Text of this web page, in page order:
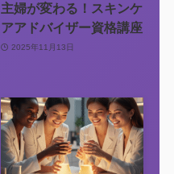
主婦が変わる！スキンケ
アアドバイザー資格講座
2025年11月13日